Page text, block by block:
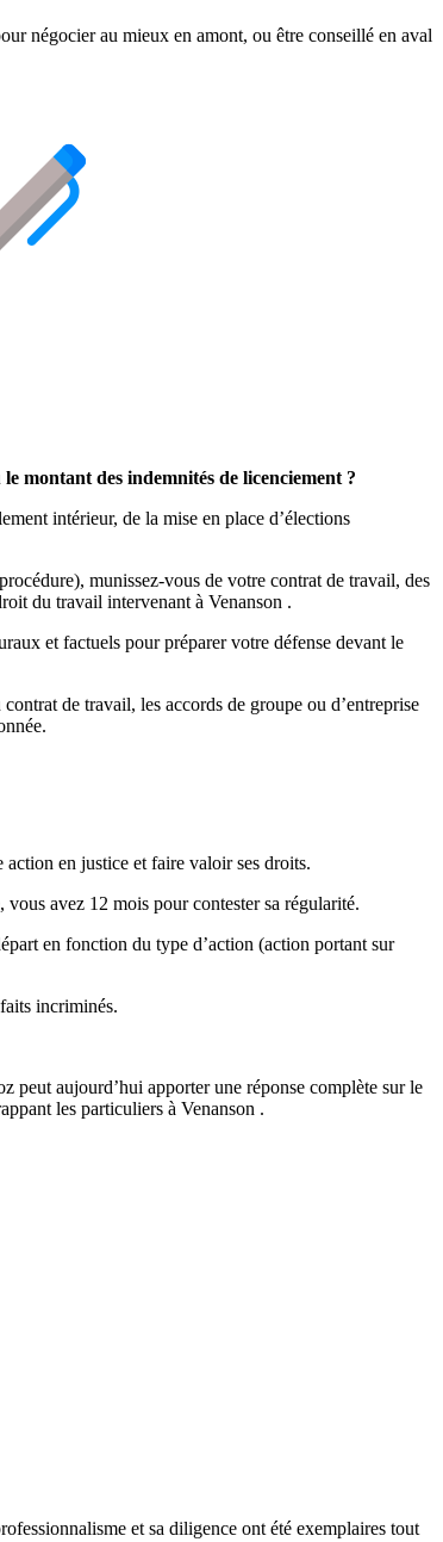
négocier au mieux en amont, ou être conseillé en aval
montant des indemnités de licenciement ?
intérieur, de la mise en place d’élections
munissez-vous de votre contrat de travail, des
du travail intervenant à Venanson .
et factuels pour préparer votre défense devant le
de travail, les accords de groupe ou d’entreprise
action en justice et faire valoir ses droits.
avez 12 mois pour contester sa régularité.
en fonction du type d’action (action portant sur
incriminés.
peut aujourd’hui apporter une réponse complète sur le
les particuliers à Venanson .
et sa diligence ont été exemplaires tout